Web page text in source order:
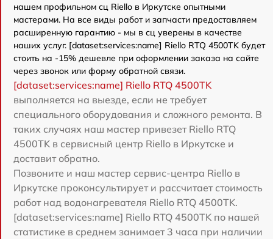
нашем профильном сц Riello в Иркутске опытными
мастерами. На все виды работ и запчасти предоставляем
расширенную гарантию - мы в сц уверены в качестве
наших услуг. [dataset:services:name] Riello RTQ 4500TK будет
стоить на -15% дешевле при оформлении заказа на сайте
через звонок или форму обратной связи.
[dataset:services:name] Riello RTQ 4500TK
выполняется на выезде, если не требует
специального оборудования и сложного ремонта. В
таких случаях наш мастер привезет Riello RTQ
4500TK в сервисный центр Riello в Иркутске и
доставит обратно.
Позвоните и наш мастер сервис-центра Riello в
Иркутске проконсультирует и рассчитает стоимость
работ над водонагревателя Riello RTQ 4500TK.
[dataset:services:name] Riello RTQ 4500TK по нашей
статистике в среднем занимает 3 часа при наличии